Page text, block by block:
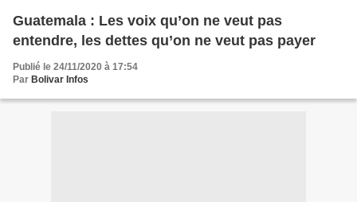
Guatemala : Les voix qu’on ne veut pas
entendre, les dettes qu’on ne veut pas payer
Publié le 24/11/2020 à 17:54
Par Bolivar Infos